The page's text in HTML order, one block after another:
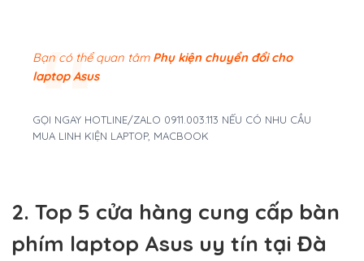
Bạn có thể quan tâm Phụ kiện chuyển đổi cho
laptop Asus
GỌI NGAY HOTLINE/ZALO 0911.003.113 NẾU CÓ NHU CẦU
MUA LINH KIỆN LAPTOP, MACBOOK
2. Top 5 cửa hàng cung cấp bàn
phím laptop Asus uy tín tại Đà